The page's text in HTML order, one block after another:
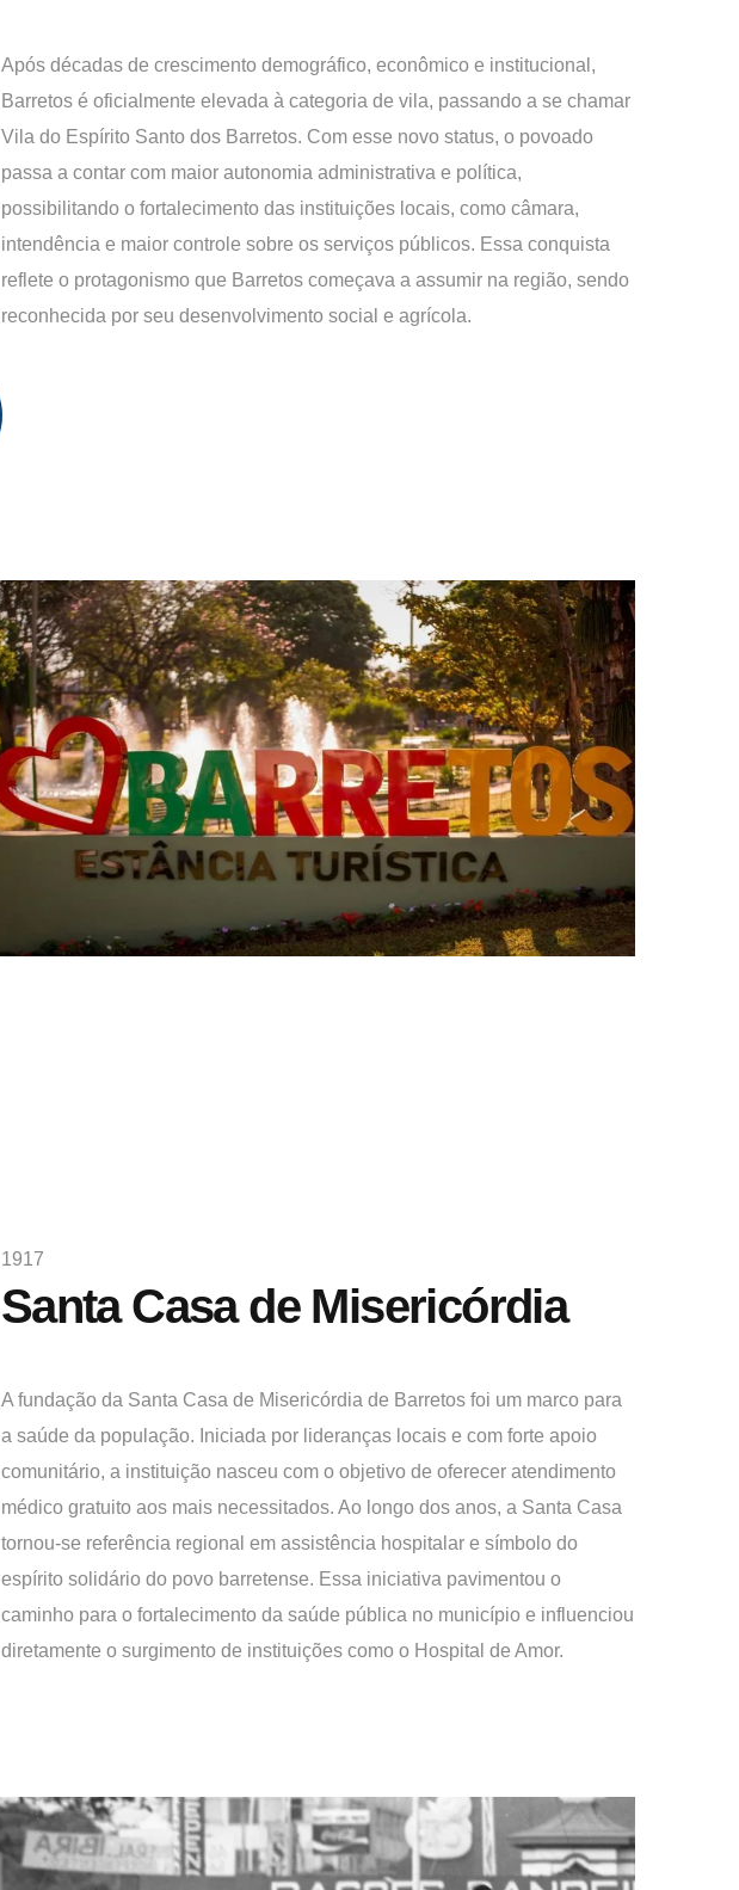
Após décadas de crescimento demográfico, econômico e institucional,
Barretos é oficialmente elevada à categoria de vila, passando a se chamar
Vila do Espírito Santo dos Barretos. Com esse novo status, o povoado
passa a contar com maior autonomia administrativa e política,
possibilitando o fortalecimento das instituições locais, como câmara,
intendência e maior controle sobre os serviços públicos. Essa conquista
reflete o protagonismo que Barretos começava a assumir na região, sendo
reconhecida por seu desenvolvimento social e agrícola.
1917
Santa Casa de Misericórdia
A fundação da Santa Casa de Misericórdia de Barretos foi um marco para
a saúde da população. Iniciada por lideranças locais e com forte apoio
comunitário, a instituição nasceu com o objetivo de oferecer atendimento
médico gratuito aos mais necessitados. Ao longo dos anos, a Santa Casa
tornou-se referência regional em assistência hospitalar e símbolo do
espírito solidário do povo barretense. Essa iniciativa pavimentou o
caminho para o fortalecimento da saúde pública no município e influenciou
diretamente o surgimento de instituições como o Hospital de Amor.